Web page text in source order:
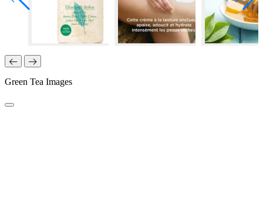
Green Tea Images